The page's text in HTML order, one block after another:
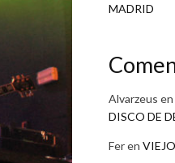
MADRID
Alvarzeus en
DISCO DE
Feren